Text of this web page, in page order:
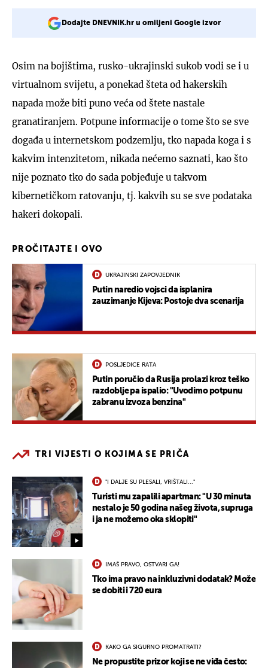
Dodajte DNEVNIK.hr u omiljeni Google izvor
Osim na bojištima, rusko-ukrajinski sukob vodi se i u
virtualnom svijetu, a ponekad šteta od hakerskih
napada može biti puno veća od štete nastale
granatiranjem. Potpune informacije o tome što se sve
događa u internetskom podzemlju, tko napada koga i s
kakvim intenzitetom, nikada nećemo saznati, kao što
nije poznato tko do sada pobjeđuje u takvom
kibernetičkom ratovanju, tj. kakvih su se sve podataka
hakeri dokopali.
PROČITAJTE I OVO
UKRAJINSKI ZAPOVJEDNIK
Putin naredio vojsci da isplanira
zauzimanje Kijeva: Postoje dva scenarija
POSLJEDICE RATA
Putin poručio da Rusija prolazi kroz teško
razdoblje pa ispalio: "Uvodimo potpunu
zabranu izvoza benzina"
TRI VIJESTI O KOJIMA SE PRIČA
"I DALJE SU PLESALI, VRIŠTALI..."
Turisti mu zapalili apartman: "U 30 minuta
nestalo je 50 godina našeg života, supruga
i ja ne možemo oka sklopiti"
IMAŠ PRAVO, OSTVARI GA!
Tko ima pravo na inkluzivni dodatak? Može
se dobiti i 720 eura
KAKO GA SIGURNO PROMATRATI?
Ne propustite prizor koji se ne viđa često: